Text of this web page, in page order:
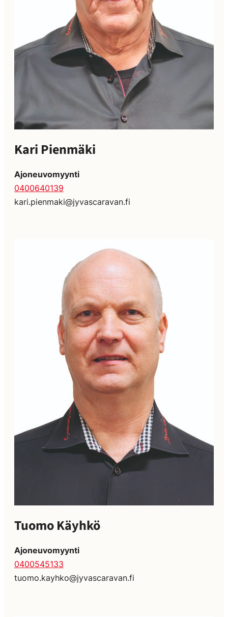
Kari Pienmäki
Ajoneuvomyynti
0400640139
kari.pienmaki@jyvascaravan.fi
Tuomo Käyhkö
Ajoneuvomyynti
0400545133
tuomo.kayhko@jyvascaravan.fi